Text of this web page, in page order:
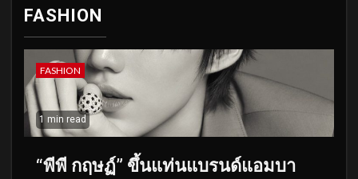
FASHION
FASHION
1 min read
“พีพี กฤษฏ์” ขึ้นแท่นแบรนด์แอมบา